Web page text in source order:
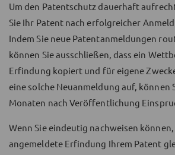
Um den Patentschutz dauerhaft
Sie Ihr Patent nach erfolgreicher
Indem Sie neue Patentanmeldungen
können Sie ausschließen, dass ein
Erfindung kopiert und für eigene
eine solche Neuanmeldung auf, können
Monaten nach Veröffentlichung
Wenn Sie eindeutig nachweisen können,
angemeldete Erfindung Ihrem Patent